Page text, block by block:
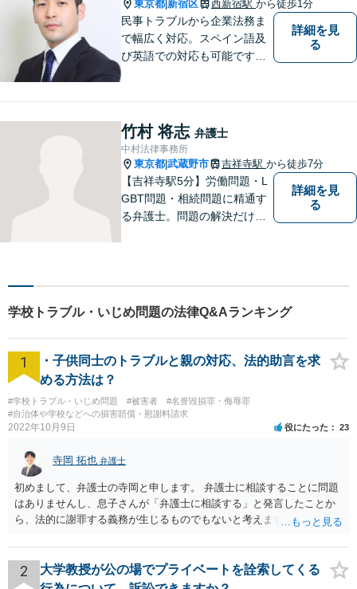
ます。
東京都 新宿区 西新宿駅 から徒歩1分
民事トラブルから企業法務ま
で幅広く対応。スペイン語及
び英語での対応も可能です。
っております。
詳細を見
る
竹村 将志 弁護士
中村法律事務所
東京都 武蔵野市 吉祥寺駅 から徒歩7分
【吉祥寺駅5分】労働問題・L
GBT問題・相続問題に精通す
る弁護士。問題の解決だけで
にご相談ください！皆様に寄
り添い、納得の解決を目指し
ます。
詳細を見
る
学校トラブル・いじめ問題の法律Q&Aランキング
1
・子供同士のトラブルと親の対応、法的助言を求
める方法は？
#学校トラブル・いじめ問題 #被害者
#名誉毀損罪・侮辱罪
#自治体や学校などへの損害賠償・慰謝料請求
2022年10月9日 役にたった 23
寺岡 拓也 弁護士
初めまして、弁護士の寺岡と申します。 弁護士に相談することに問題
はありませんし、息子さんが「弁護士に相談する」と発言したことか
ら、法的に謝罪する義務が生じるものでもないと考えます。 経緯から
す。 子どもの専門相談窓口もありますし、一度相談だけでもしてはい
かがでしょうか。
2
大学教授が公の場でプライベートを詮索してくる